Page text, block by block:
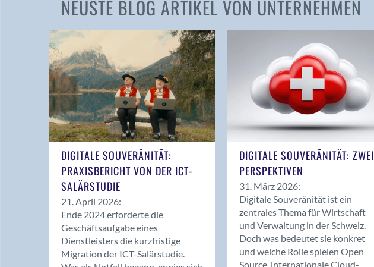
NEUSTE BLOG ARTIKEL VON UNTERNEHMEN
DIGITALE SOUVERÄNITÄT:
PRAXISBERICHT VON DER ICT-
SALÄRSTUDIE
21. April 2026:
Ende 2024 erforderte die
Geschäftsaufgabe eines
Dienstleisters die kurzfristige
Migration der ICT-Salärstudie.
DIGITALE SOUVERÄNITÄT: ZWEI
PERSPEKTIVEN
31. März 2026:
Digitale Souveränität ist ein
zentrales Thema für Wirtschaft
und Verwaltung in der Schweiz.
Doch was bedeutet sie konkret
und welche Rolle spielen Open
Source, internationale Cloud-